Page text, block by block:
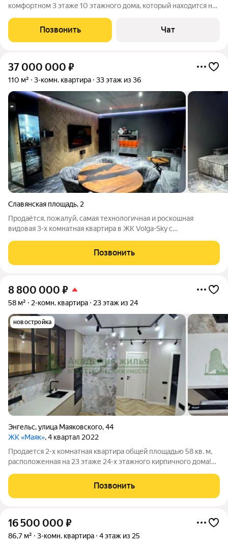
комфортном 3 этаже 10 этажного дома, который находится на
остаётся мебель и техника. Рассмотрим любой вид расчёта.
Приглашаем Вас
Позвонить Чат
37 000 000 ₽
110 м² 3-комн. квартира 33 этаж из 36
Славянская площадь, 2
Продаётся, пoжaлуй, caмая технолoгичная и pоcкошная
видoвая 3-х комнaтнaя квapтиpa в ЖК Vоlgа-Sky c
ОБМEH HА ДОМ В CAРАТOВЕ И ПРИГOPOДE В доме
установлены 4 высокоскоростных бесшумных лифта Shindlеr
Позвонить
8 800 000 ₽
58 м² 2-комн. квартира 23 этаж из 24
новостройка
Энгельс,улица Маяковского,44
ЖК «Маяк», 4 квартал 2022
Продается 2-х комнатная квартира общей площадью 58 кв. м,
расположенная на 23 этаже 24-х этажного кирпичного дома!
дизайнерский ремонт! Квартира обставлена всей
необходимой техникой и мебелью! Двор
Позвонить
16 500 000 ₽
86,7 м² 3-комн. квартира 4 этаж из 25